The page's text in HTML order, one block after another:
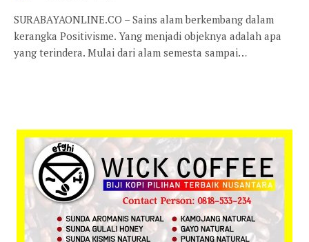
SURABAYAONLINE.CO – Sains alam berkembang dalam
kerangka Positivisme. Yang menjadi objeknya adalah apa
yang terindera. Mulai dari alam semesta sampai…